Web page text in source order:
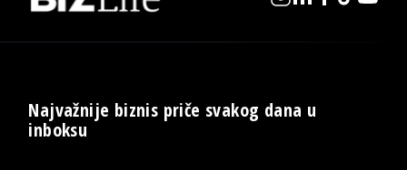
Najvažnije biznis priče svakog dana u
inboksu